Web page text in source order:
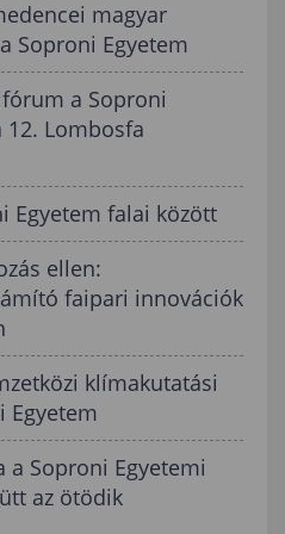
magyar
Soproni Egyetem
a Soproni
12. Lombosfa
Egyetem falai között
ellen:
faipari innovációk
klímakutatási
Egyetem
a Soproni Egyetemi
az ötödik